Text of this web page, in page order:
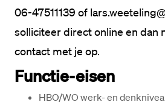
06-47511139 of
solliciteer direct online en dan
contact met je op.
Functie-eisen
HBO/WO werk- en